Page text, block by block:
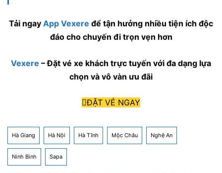
Tải ngay App Vexere để tận hưởng nhiều tiện ích độc
đáo cho chuyến đi trọn vẹn hơn
Vexere – Đặt vé xe khách trực tuyến với đa dạng lựa
chọn và vô vàn ưu đãi
ĐẶT VÉ NGAY
Hà Giang Hà Nội Hà Tĩnh Mộc Châu Nghệ An
Ninh Bình Sapa